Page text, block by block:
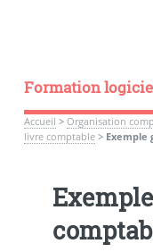
Formation
Accueil > Organisation
livre comptable> Exemple